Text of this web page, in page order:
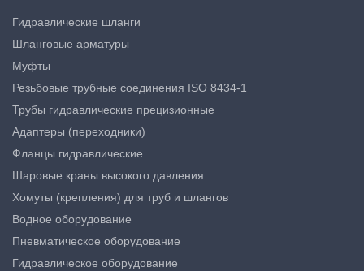
Гидравлические шланги
Шланговые арматуры
Муфты
Резьбовые трубные соединения ISO 8434-1
Трубы гидравлические прецизионные
Адаптеры (переходники)
Фланцы гидравлические
Шаровые краны высокого давления
Хомуты (крепления) для труб и шлангов
Водное оборудование
Пневматическое оборудование
Гидравлическое оборудование